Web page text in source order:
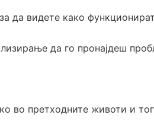
да видете како
да го пронајдеш
во претходните животи и